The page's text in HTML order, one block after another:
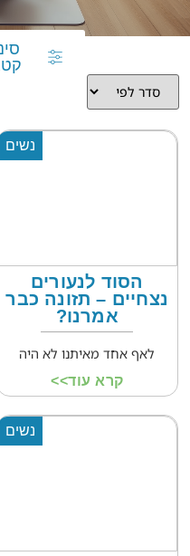
נשים
הסוד לנעורים
נצחיים – תזונה כבר
אמרנו?
לאף אחד מאיתנו לא היה
קרא עוד>>
נשים